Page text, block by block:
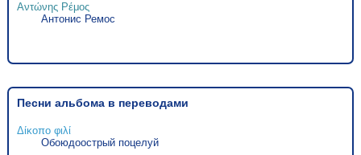
Αντώνης Ρέμος
Антонис Ремос
Песни альбома в переводами
Δίκοπο φιλί
Обоюдоострый поцелуй